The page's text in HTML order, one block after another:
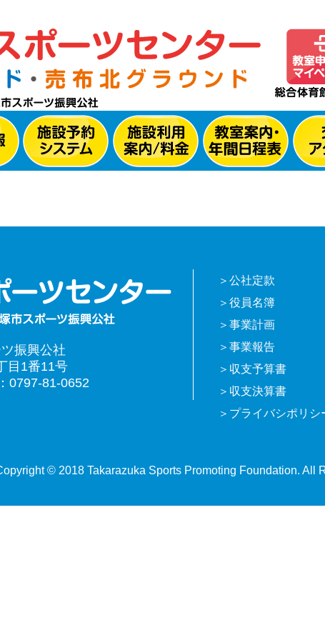
振興公社
目1番11号
0797-81-0652
公社定款
役員名簿
事業計画
事業報告
収支予算書
収支決算書
プライバシポリシ
© 2018 Takarazuka Sports Promoting Foundation. All